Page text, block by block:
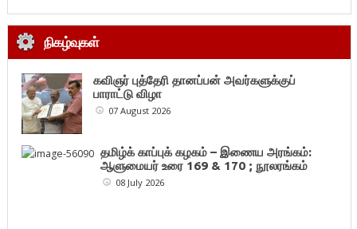
நிகழ்வுகள்
கவிஞர் புத்தேரி தானப்பன் அவர்களுக்குப்
பாராட்டு விழா
07 August 2026
தமிழ்க் காப்புக் கழகம் – இணைய அரங்கம்:
ஆளுமையர் உரை 169 & 170 ; நூலரங்கம்
08 July 2026